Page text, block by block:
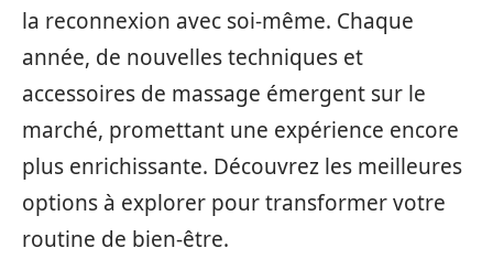
la reconnexion avec soi-même. Chaque
année, de nouvelles techniques et
accessoires de massage émergent sur le
marché, promettant une expérience encore
plus enrichissante. Découvrez les meilleures
options à explorer pour transformer votre
routine de bien-être.